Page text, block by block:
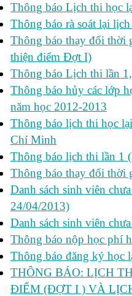
Thông báo Lịch thi học
Thông báo rà soát lại
Thông báo thay đổi thời
thiện điểm Đợt I)
Thông báo Lịch thi lần
Thông báo hủy các lớp
năm học 2012-2013
Thông báo lịch thi học
Chí Minh
Thông báo lịch thi lần 1
Thông báo thay đổi thời
Danh sách sinh viên
24/04/2013)
Danh sách sinh viên
Thông báo nộp học phí
Thông báo đăng ký học
THÔNG BÁO: LỊCH
ĐIỂM (ĐỢT I ) VÀ